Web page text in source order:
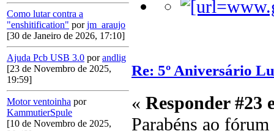
Como lutar contra a
"enshitification" porjm_araujo
[30 de Janeiro de 2026, 17:10]
Ajuda Pcb USB 3.0 porandlig
[23 de Novembro de 2025,
19:59]
Motor ventoinha por
KammutierSpule
[10 de Novembro de 2025,
Re: 5º Aniversário
« Responder #23
Parabéns ao